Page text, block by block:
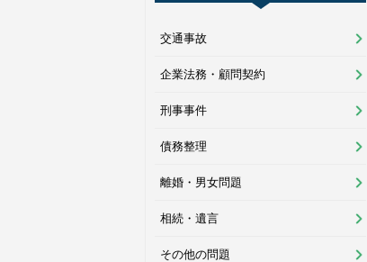
交通事故
企業法務・顧問契約
刑事事件
債務整理
離婚・男女問題
相続・遺言
その他の問題